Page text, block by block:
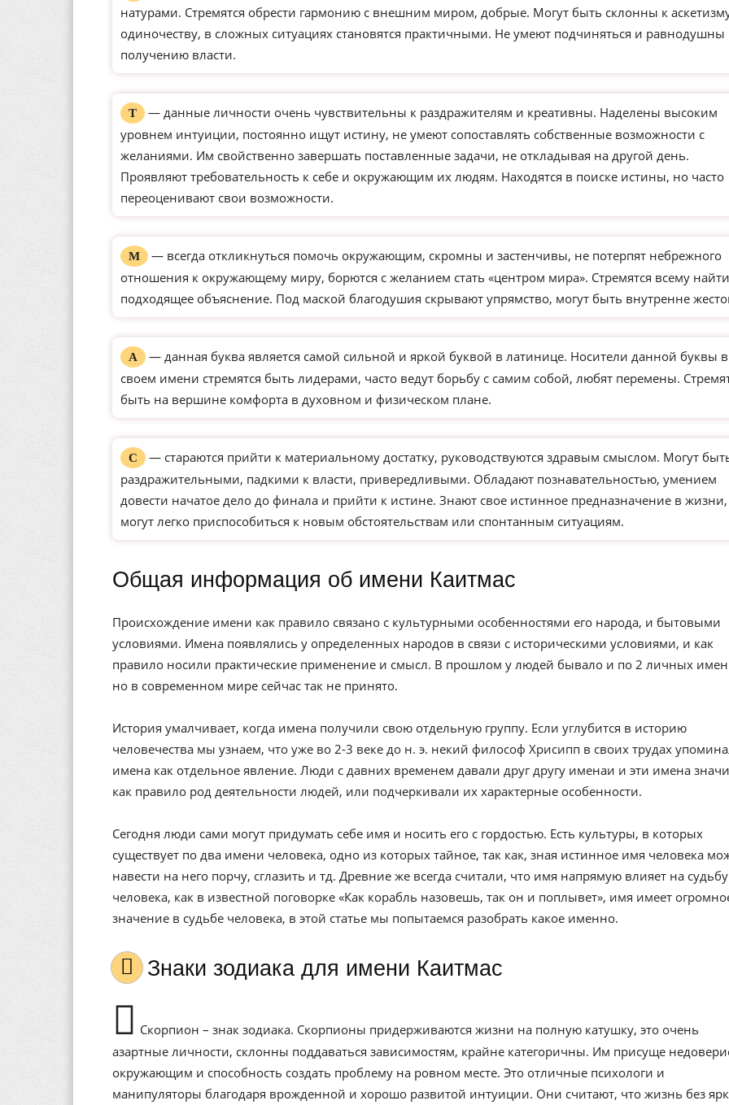
натурами. Стремятся обрести гармонию с внешним миром, добрые. Могут быть склонны к
одиночеству, в сложных ситуациях становятся практичными. Не умеют подчиняться и равнодушны
получению власти.
Т
— данные личности очень чувствительны к раздражителям и креативны. Наделены высоким
уровнем интуиции, постоянно ищут истину, не умеют сопоставлять собственные возможности с
желаниями. Им свойственно завершать поставленные задачи, не откладывая на другой день.
Проявляют требовательность к себе и окружающим их людям. Находятся в поиске истины, но часто
переоценивают свои возможности.
М
— всегда откликнуться помочь окружающим, скромны и застенчивы, не потерпят небрежного
отношения к окружающему миру, борются с желанием стать «центром мира». Стремятся всему найти
подходящее объяснение. Под маской благодушия скрывают упрямство, могут быть внутренне
А
— данная буква является самой сильной и яркой буквой в латинице. Носители данной буквы в
своем имени стремятся быть лидерами, часто ведут борьбу с самим собой, любят перемены.
быть на вершине комфорта в духовном и физическом плане.
С
— стараются прийти к материальному достатку, руководствуются здравым смыслом. Могут
раздражительными, падкими к власти, привередливыми. Обладают познавательностью, умением
довести начатое дело до финала и прийти к истине. Знают свое истинное предназначение в жизни,
могут легко приспособиться к новым обстоятельствам или спонтанным ситуациям.
Общая информация об имени Каитмас
Происхождение имени как правило связано с культурными особенностями его народа, и бытовыми
условиями. Имена появлялись у определенных народов в связи с историческими условиями, и как
правило носили практические применение и смысл. В прошлом у людей бывало и по 2 личных
но в современном мире сейчас так не принято.
История умалчивает, когда имена получили свою отдельную группу. Если углубится в историю
человечества мы узнаем, что уже во 2-3 веке до н. э. некий философ Хрисипп в своих трудах
имена как отдельное явление. Люди с давних временем давали друг другу именаи и эти имена
как правило род деятельности людей, или подчеркивали их характерные особенности.
Сегодня люди сами могут придумать себе имя и носить его с гордостью. Есть культуры, в которых
существует по два имени человека, одно из которых тайное, так как, зная истинное имя человека
навести на него порчу, сглазить и тд. Древние же всегда считали, что имя напрямую влияет на судьбу
человека, как в известной поговорке «Как корабль назовешь, так он и поплывет», имя имеет
значение в судьбе человека, в этой статье мы попытаемся разобрать какое именно.
Знаки зодиака для имени Каитмас
Скорпион – знак зодиака. Скорпионы придерживаются жизни на полную катушку, это очень
азартные личности, склонны поддаваться зависимостям, крайне категоричны. Им присуще
окружающим и способность создать проблему на ровном месте. Это отличные психологи и
манипуляторы благодаря врожденной и хорошо развитой интуиции. Они считают, что жизнь без